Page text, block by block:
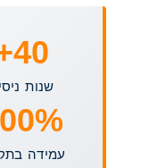
40+
שנות
עמידה